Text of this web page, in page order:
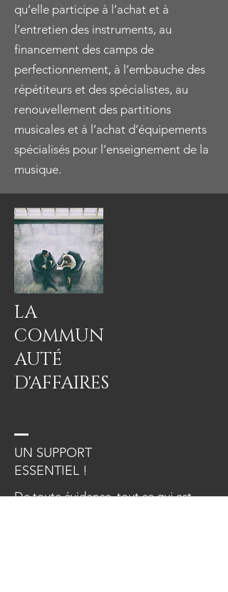
qu’elle participe à l’achat et à
l’entretien des instruments, au
financement des camps de
perfectionnement, à l’embauche des
répétiteurs et des spécialistes, au
renouvellement des partitions
musicales et à l’achat d’équipements
spécialisés pour l’enseignement de la
musique.
LA
COMMUN
AUTÉ
D'AFFAIRES
UN SUPPORT
ESSENTIEL !
De toute évidence, tout ce qui est